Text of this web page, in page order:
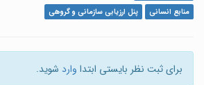
منابع انسانی
پنل ارزیابی سازمانی و گروهی
برای ثبت نظر بایستی ابتدا وارد شوید.